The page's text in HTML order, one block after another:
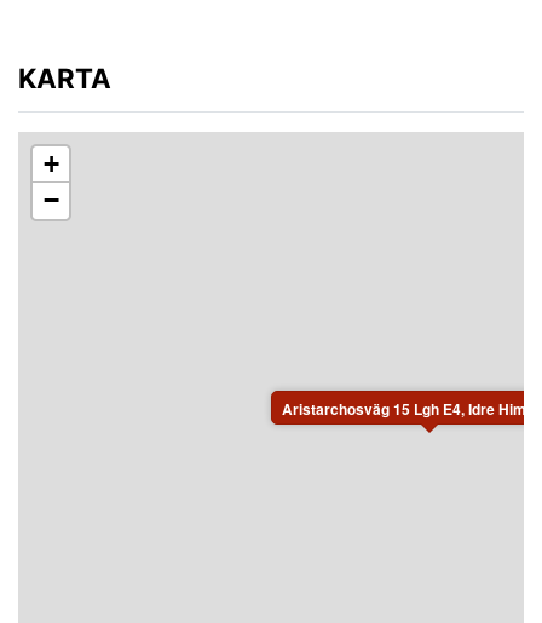
KARTA
Aristarchosväg 15 Lgh E4, Idre
+
−